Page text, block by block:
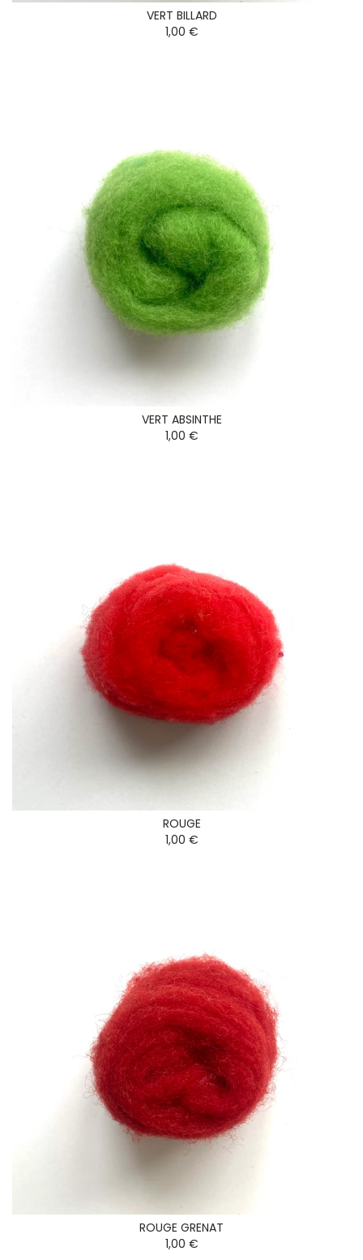
VERT BILLARD
1,00 €
VERT ABSINTHE
1,00 €
ROUGE
1,00 €
ROUGE GRENAT
1,00 €